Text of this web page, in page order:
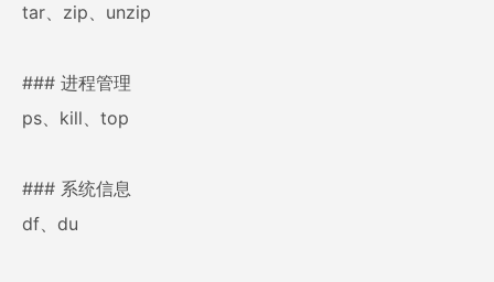
tar、zip、unzip
### 进程管理
ps、kill、top
### 系统信息
df、du